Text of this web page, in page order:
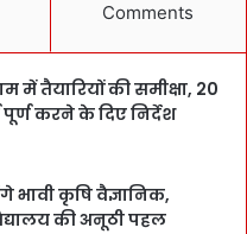
Comments
में तैयारियों की समीक्षा, 20
करने के दिए निर्देश
कृषि वैज्ञानिक,
की अनूठी पहल